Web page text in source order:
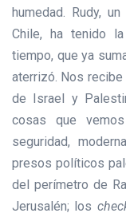
humedad. Rudy,
Chile, ha tenido
tiempo, que ya
aterrizó. Nos recibe
de Israel y
cosas que
seguridad,
presos políticos
del perímetro de
Jerusalén; los